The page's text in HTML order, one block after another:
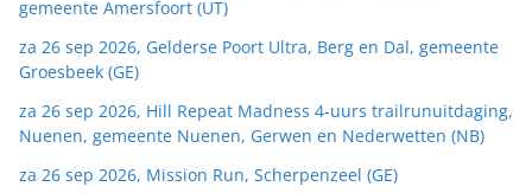
gemeente Amersfoort (UT)
za 26 sep 2026, Gelderse Poort Ultra, Berg en Dal, gemeente
Groesbeek (GE)
za 26 sep 2026, Hill Repeat Madness 4-uurs trailrunuitdaging,
Nuenen, gemeente Nuenen, Gerwen en Nederwetten (NB)
za 26 sep 2026, Mission Run, Scherpenzeel (GE)